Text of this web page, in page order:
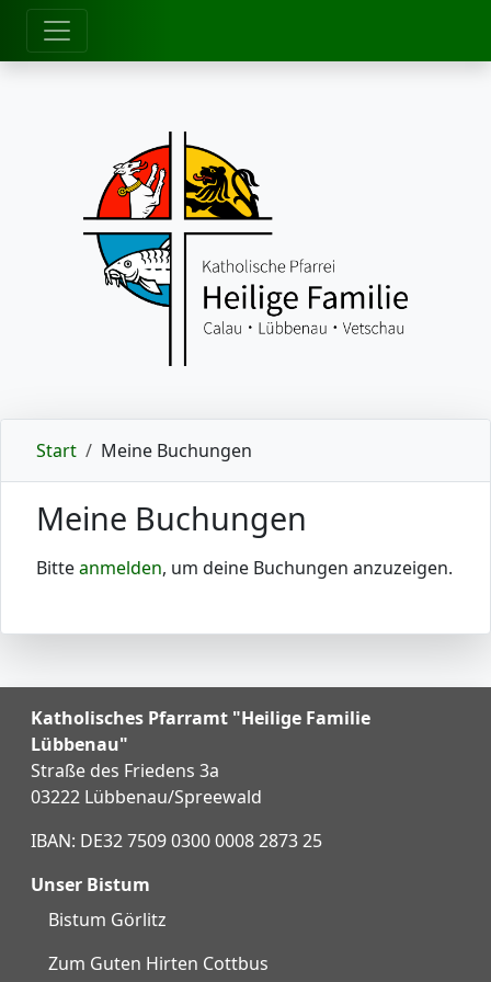
zum Inhalt
Start Meine Buchungen
Meine Buchungen
Bitteanmelden, um deine Buchungen anzuzeigen.
Katholisches Pfarramt "Heilige Familie
Lübbenau"
Straße des Friedens 3a
03222 Lübbenau/Spreewald
IBAN: DE32 7509 0300 0008 2873 25
Unser Bistum
Bistum Görlitz
Zum Guten Hirten Cottbus